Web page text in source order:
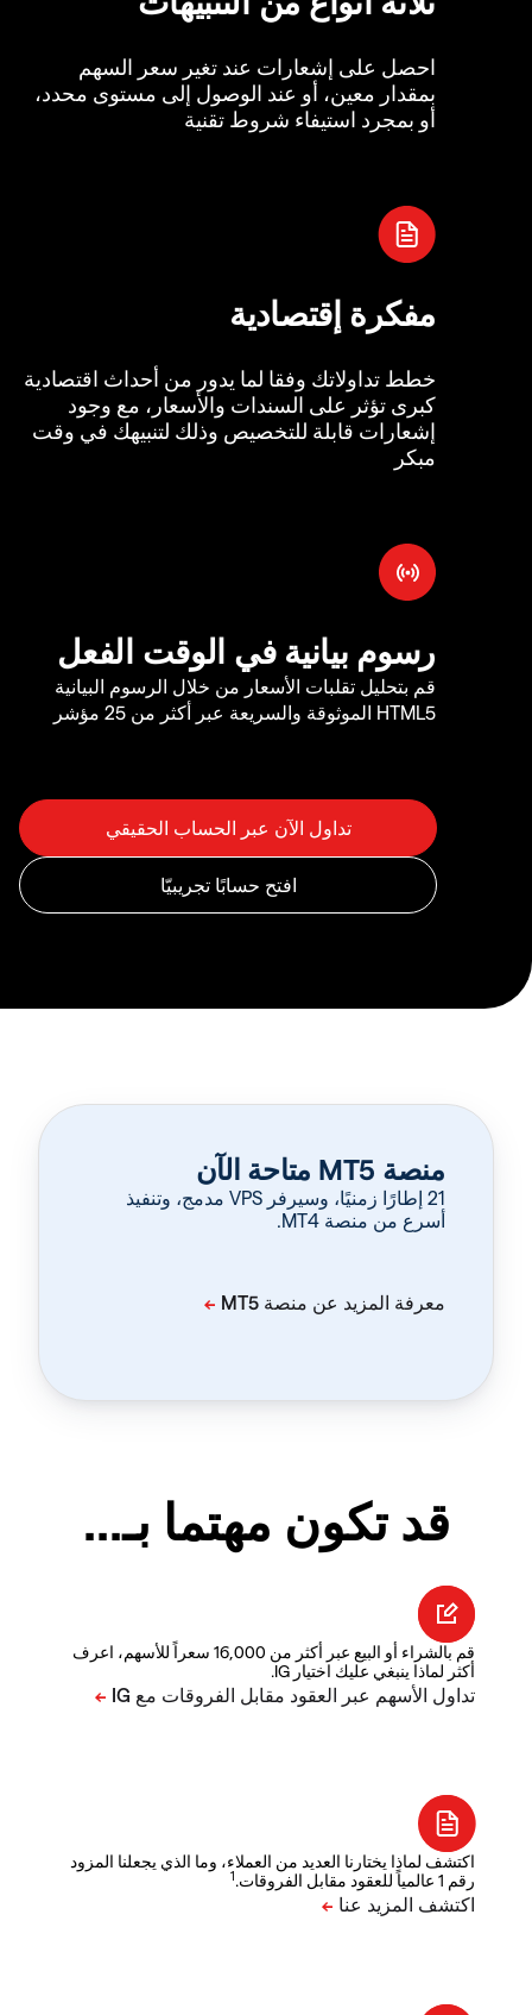
احصل على إشعارات عند تغير سعر السهم
بمقدار معين، أو عند الوصول إلى مستوى محدد،
أو بمجرد استيفاء شروط تقنية
مفكرة إقتصادية
خطط تداولاتك وفقا لما يدور من أحداث اقتصادية
كبرى تؤثر على السندات والأسعار، مع وجود
إشعارات قابلة للتخصيص وذلك لتنبيهك في وقت
مبكر
رسوم بيانية في الوقت الفعل
قم بتحليل تقلبات الأسعار من خلال الرسوم البيانية
HTML5 الموثوقة والسريعة عبر أكثر من 25 مؤشر
منصة MT5 متاحة الآن
‏21 إطارًا زمنيًا، وسيرفر VPS مدمج، وتنفيذ
أسرع من منصة MT4.
قد تكون مهتما بـ...
قم بالشراء أو البيع عبر أكثر من 16,000 سعراً للأسهم، اعرف
أكثر لماذا ينبغي عليك اختيار IG.
اكتشف لماذا يختارنا العديد من العملاء، وما الذي يجعلنا المزود
رقم 1 عالمياً للعقود مقابل الفروقات.
1